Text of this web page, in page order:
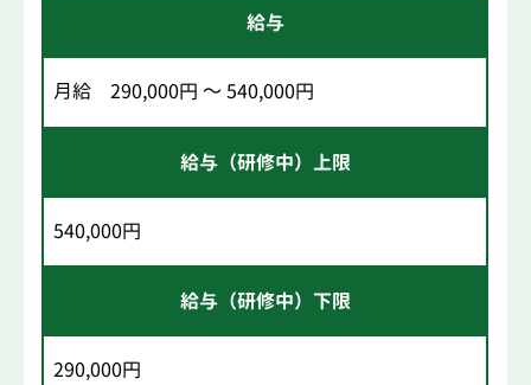
給与
月給 290,000円 ～ 540,000円
給与（研修中）上限
540,000円
給与（研修中）下限
290,000円